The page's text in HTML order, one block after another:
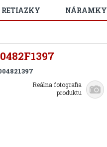
RETIAZKY NÁRAMKY
Reálna fotografia
produktu